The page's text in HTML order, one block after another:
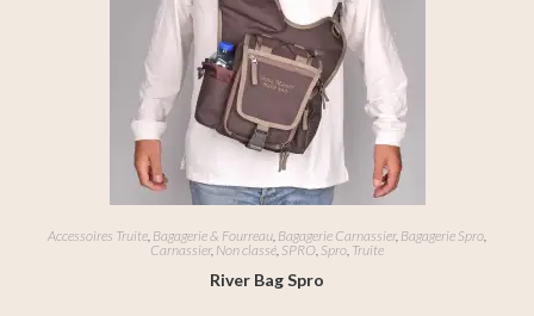
Accessoires Truite, Bagagerie & Fourreau, Bagagerie Carnassier, Bagagerie Spro,
Carnassier, Non classé, SPRO, Spro, Truite
River Bag Spro